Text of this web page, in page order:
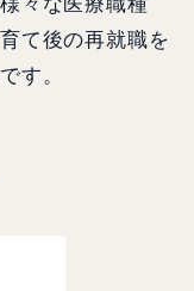
て後の再就職を
す。